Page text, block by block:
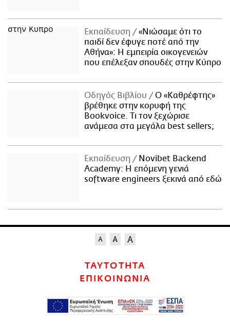
Εκπαίδευση
«Νιώσαμε ότι το
παιδί δεν έφυγε ποτέ από την
Αθήνα»: Η εμπειρία οικογενειών
που επέλεξαν σπουδές στην Κύπρο
Οδηγός Βιβλίου
Ο «Καθρέφτης»
βρέθηκε στην κορυφή της
Bookvoice. Τι τον ξεχώρισε
ανάμεσα στα μεγάλα best sellers;
Εκπαίδευση
Novibet Backend
Academy: Η επόμενη γενιά
software engineers ξεκινά από εδώ
ΤΑΥΤΟΤΗΤΑ
ΕΠΙΚΟΙΝΩΝΙΑ